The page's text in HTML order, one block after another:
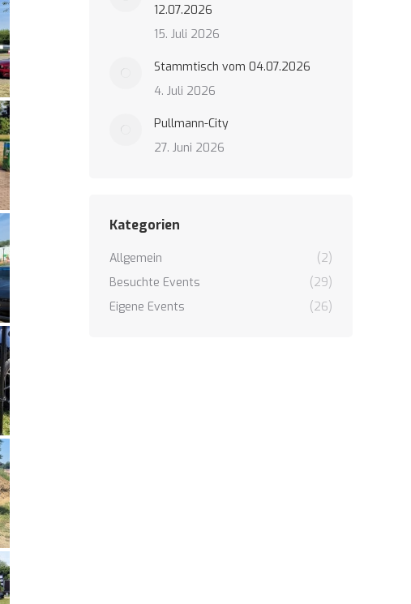
12.07.2026
15. Juli 2026
Stammtisch vom 04.07.2026
4. Juli 2026
Pullmann-City
27. Juni 2026
Kategorien
Allgemein
(2)
Besuchte Events
(29)
Eigene Events
(26)